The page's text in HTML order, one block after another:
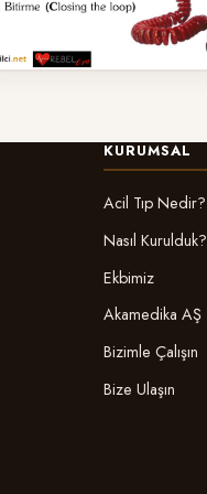
KURUMSAL
Acil Tıp Nedir?
Nasıl Kurulduk?
Ekbimiz
Akamedika AŞ
Bizimle Çalışın
Bize Ulaşın